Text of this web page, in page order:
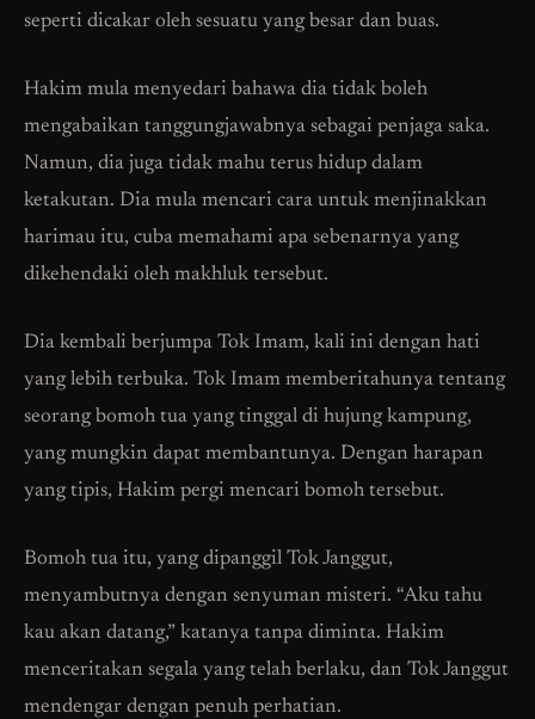
seperti dicakar oleh sesuatu yang besar dan buas.
Hakim mula menyedari bahawa dia tidak boleh
mengabaikan tanggungjawabnya sebagai penjaga saka.
Namun, dia juga tidak mahu terus hidup dalam
ketakutan. Dia mula mencari cara untuk menjinakkan
harimau itu, cuba memahami apa sebenarnya yang
dikehendaki oleh makhluk tersebut.
Dia kembali berjumpa Tok Imam, kali ini dengan hati
yang lebih terbuka. Tok Imam memberitahunya tentang
seorang bomoh tua yang tinggal di hujung kampung,
yang mungkin dapat membantunya. Dengan harapan
yang tipis, Hakim pergi mencari bomoh tersebut.
Bomoh tua itu, yang dipanggil Tok Janggut,
menyambutnya dengan senyuman misteri. “Aku tahu
kau akan datang,” katanya tanpa diminta. Hakim
menceritakan segala yang telah berlaku, dan Tok Janggut
mendengar dengan penuh perhatian.